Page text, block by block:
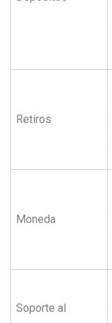
Retiros
Moneda
Soporte al